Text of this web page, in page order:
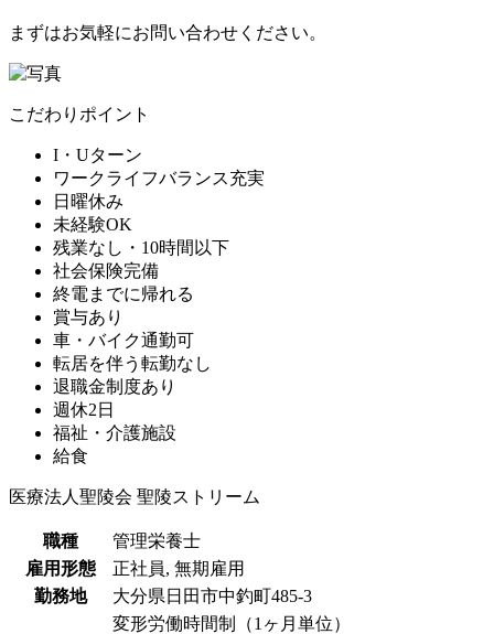
まずはお気軽にお問い合わせください。
こだわりポイント
I・Uターン
ワークライフバランス充実
日曜休み
未経験OK
残業なし・10時間以下
社会保険完備
終電までに帰れる
賞与あり
車・バイク通勤可
転居を伴う転勤なし
退職金制度あり
週休2日
福祉・介護施設
給食
医療法人聖陵会 聖陵ストリーム
職種
管理栄養士
雇用形態
正社員, 無期雇用
勤務地
大分県日田市中釣町485-3
変形労働時間制（1ヶ月単位）